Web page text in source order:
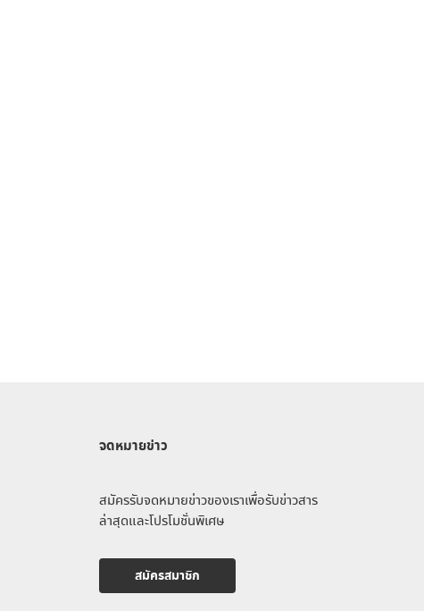
จดหมายข่าว
สมัครรับจดหมายข่าวของเราเพื่อรับข่าวสาร
ล่าสุดและโปรโมชั่นพิเศษ
สมัครสมาชิก